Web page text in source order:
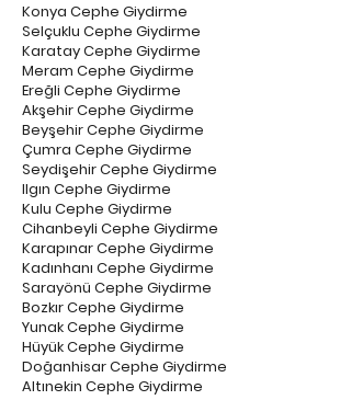
Konya Cephe Giydirme
Selçuklu Cephe Giydirme
Karatay Cephe Giydirme
Meram Cephe Giydirme
Ereğli Cephe Giydirme
Akşehir Cephe Giydirme
Beyşehir Cephe Giydirme
Çumra Cephe Giydirme
Seydişehir Cephe Giydirme
Ilgın Cephe Giydirme
Kulu Cephe Giydirme
Cihanbeyli Cephe Giydirme
Karapınar Cephe Giydirme
Kadınhanı Cephe Giydirme
Sarayönü Cephe Giydirme
Bozkır Cephe Giydirme
Yunak Cephe Giydirme
Hüyük Cephe Giydirme
Doğanhisar Cephe Giydirme
Altınekin Cephe Giydirme